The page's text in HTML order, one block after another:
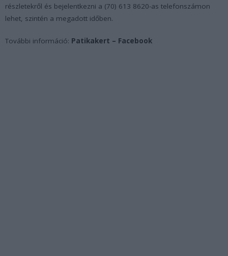
részletekről és bejelentkezni a (70) 613 8620-as telefonszámon
lehet, szintén a megadott időben.
További információ: Patikakert – Facebook